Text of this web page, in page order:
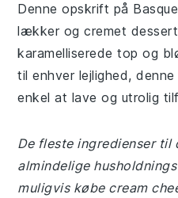
Denne opskrift på
lækker og cremet
karamelliserede top og
til enhver lejlighed,
enkel at lave og utrolig
De fleste ingredienser til
almindelige
muligvis købe cream